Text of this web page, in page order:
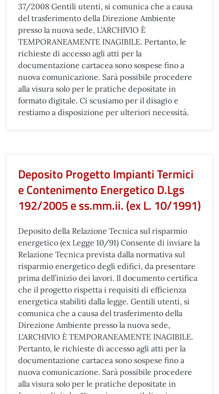
37/2008 Gentili utenti, si comunica che a causa
del trasferimento della Direzione Ambiente
presso la nuova sede, L'ARCHIVIO È
TEMPORANEAMENTE INAGIBILE. Pertanto, le
richieste di accesso agli atti per la
documentazione cartacea sono sospese fino a
nuova comunicazione. Sarà possibile procedere
alla visura solo per le pratiche depositate in
formato digitale. Ci scusiamo per il disagio e
restiamo a disposizione per ulteriori necessità.
Deposito Progetto Impianti Termici
e Contenimento Energetico D.Lgs
192/2005 e ss.mm.ii. (ex L. 10/1991)
Deposito della Relazione Tecnica sul risparmio
energetico (ex Legge 10/91) Consente di inviare la
Relazione Tecnica prevista dalla normativa sul
risparmio energetico degli edifici, da presentare
prima dell’inizio dei lavori. Il documento certifica
che il progetto rispetta i requisiti di efficienza
energetica stabiliti dalla legge. Gentili utenti, si
comunica che a causa del trasferimento della
Direzione Ambiente presso la nuova sede,
L'ARCHIVIO È TEMPORANEAMENTE INAGIBILE.
Pertanto, le richieste di accesso agli atti per la
documentazione cartacea sono sospese fino a
nuova comunicazione. Sarà possibile procedere
alla visura solo per le pratiche depositate in